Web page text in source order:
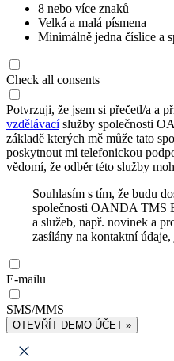
8 nebo více znaků
Velká a malá písmena
Minimálně jedna číslice a
Check all consents
Potvrzuji, že jsem si přečetl/a a
vzdělávacíslužby společnosti
základě kterých mě může tato
poskytnout mi telefonickou
vědomí, že odběr této služby
Souhlasím s tím, že budu
společnosti OANDA TMS
a služeb, např. novinek a
zasílány na kontaktní
E-mailu
SMS/MMS
OTEVŘÍT DEMO ÚČET »